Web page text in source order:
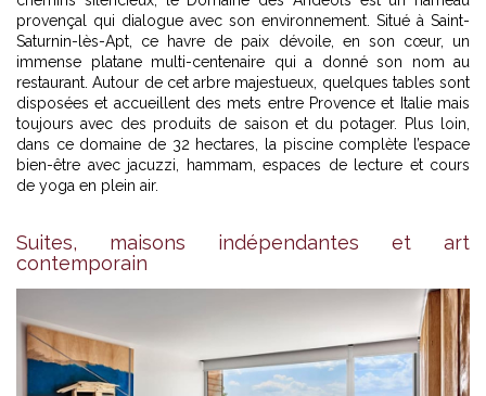
provençal qui dialogue avec son environnement. Situé à Saint-
Saturnin-lès-Apt, ce havre de paix dévoile, en son cœur, un
immense platane multi-centenaire qui a donné son nom au
restaurant. Autour de cet arbre majestueux, quelques tables sont
disposées et accueillent des mets entre Provence et Italie mais
toujours avec des produits de saison et du potager. Plus loin,
dans ce domaine de 32 hectares, la piscine complète l’espace
bien-être avec jacuzzi, hammam, espaces de lecture et cours
de yoga en plein air.
Suites, maisons indépendantes et art
contemporain